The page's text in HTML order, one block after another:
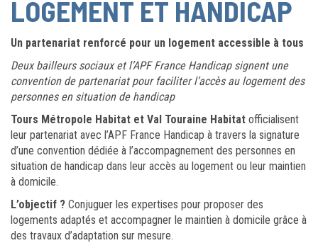
LOGEMENT ET HANDICAP
Un partenariat renforcé pour un logement accessible à tous
Deux bailleurs sociaux et l’APF France Handicap signent une
convention de partenariat pour faciliter l’accès au logement des
personnes en situation de handicap
Tours Métropole Habitat et Val Touraine Habitat officialisent
leur partenariat avec l’APF France Handicap à travers la signature
d’une convention dédiée à l’accompagnement des personnes en
situation de handicap dans leur accès au logement ou leur maintien
à domicile.
L’objectif ? Conjuguer les expertises pour proposer des
logements adaptés et accompagner le maintien à domicile grâce à
des travaux d’adaptation sur mesure.